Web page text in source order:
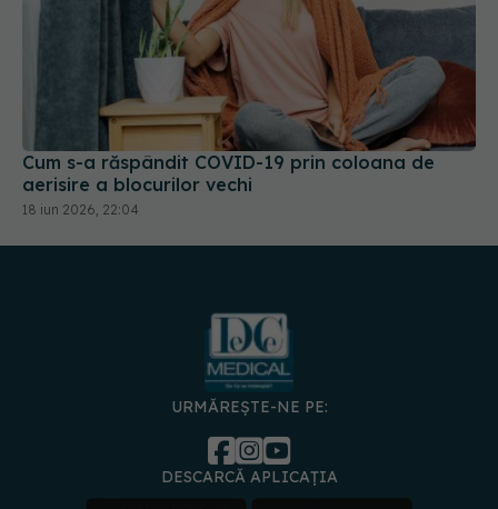
Cum s-a răspândit COVID-19 prin coloana de
aerisire a blocurilor vechi
18 iun 2026, 22:04
URMĂREȘTE-NE PE:
DESCARCĂ APLICAȚIA